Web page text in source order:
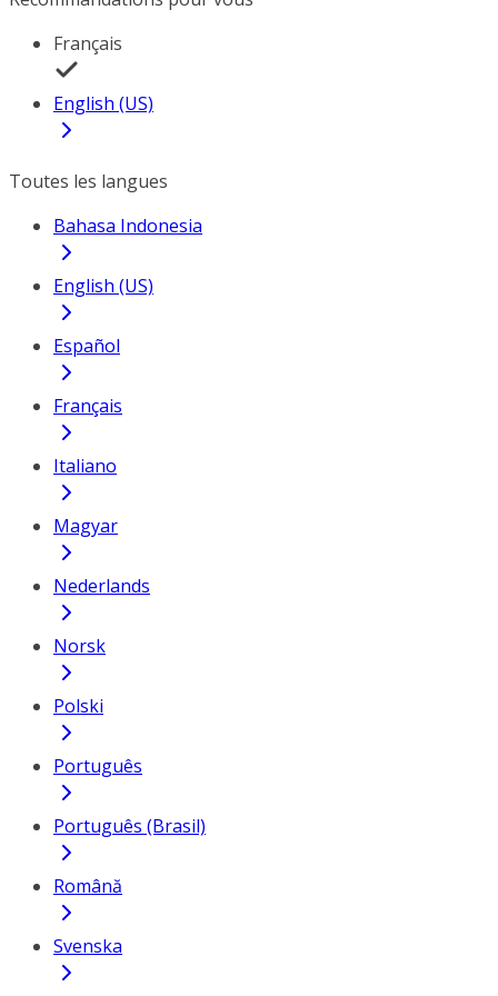
Français
English (US)
Toutes les langues
Bahasa Indonesia
English (US)
Español
Français
Italiano
Magyar
Nederlands
Norsk
Polski
Português
Português (Brasil)
Română
Svenska